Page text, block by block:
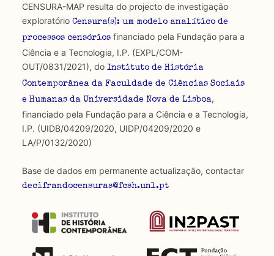
CENSURA-MAP resulta do projecto de investigação
exploratório Censura(s): um modelo analítico de
processos censóriosfinanciado pela Fundação para a
Ciência e a Tecnologia, I.P. (EXPL/COM-
OUT/0831/2021), do Instituto de História
Contemporânea da Faculdade de Ciências Sociais
e Humanas da Universidade Nova de Lisboa,
financiado pela Fundação para a Ciência e a Tecnologia,
I.P. (UIDB/04209/2020, UIDP/04209/2020 e
LA/P/0132/2020)
Base de dados em permanente actualização, contactar
decifrandocensuras@fcsh.unl.pt